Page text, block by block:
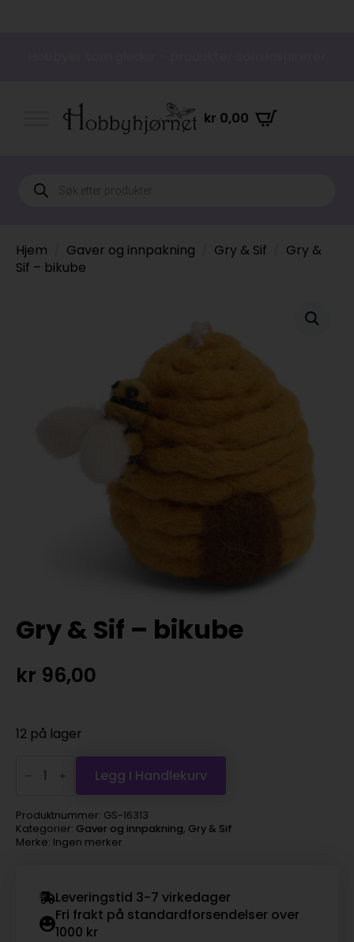
kr 0,00
Products
search
Hjem Gaver og innpakning Gry & Sif
Gry &
Sif – bikube
Gry & Sif – bikube
kr 96,00
12 på lager
bikube
antall
Legg I Handlekurv
Produktnummer: GS-16313
Kategorier: Gaver og innpakning, Gry & Sif
Merke: Ingen merker
Leveringstid 3-7 virkedager
Fri frakt på standardforsendelser over
1000 kr